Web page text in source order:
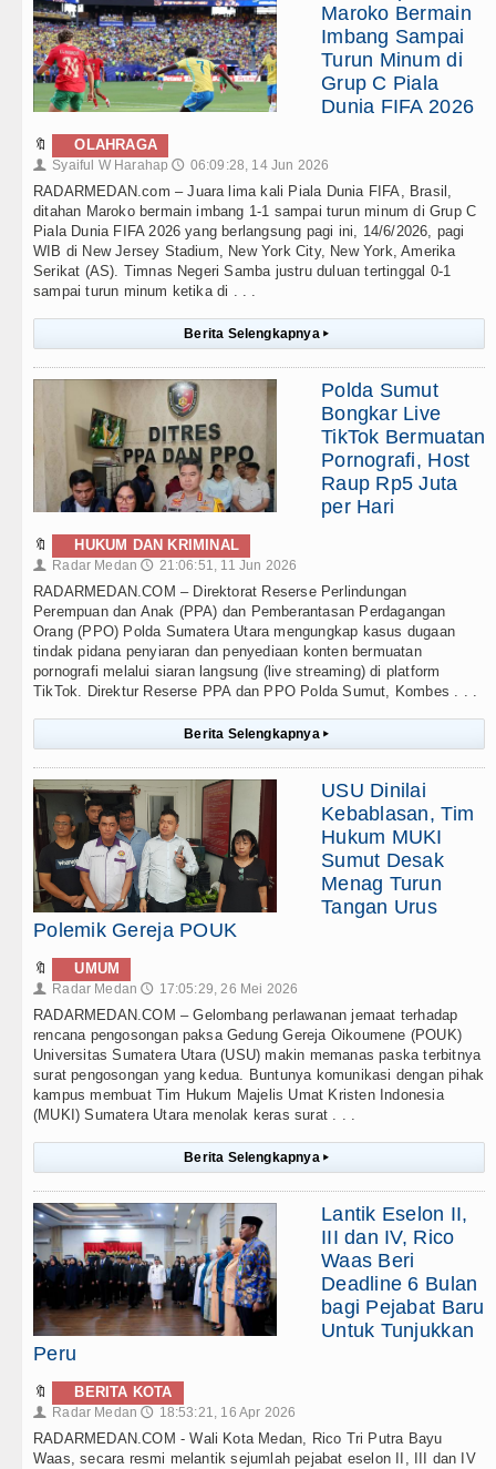
Maroko Bermain
Imbang Sampai
Turun Minum di
Grup C Piala
Dunia FIFA 2026
🔖 OLAHRAGA
👤 Syaiful W Harahap 🕔 06:09:28, 14 Jun 2026
RADARMEDAN.com – Juara lima kali Piala Dunia FIFA, Brasil,
ditahan Maroko bermain imbang 1-1 sampai turun minum di Grup C
Piala Dunia FIFA 2026 yang berlangsung pagi ini, 14/6/2026, pagi
WIB di New Jersey Stadium, New York City, New York, Amerika
Serikat (AS). Timnas Negeri Samba justru duluan tertinggal 0-1
sampai turun minum ketika di . . .
Berita Selengkapnya ▸
Polda Sumut
Bongkar Live
TikTok Bermuatan
Pornografi, Host
Raup Rp5 Juta
per Hari
🔖 HUKUM DAN KRIMINAL
👤 Radar Medan 🕔 21:06:51, 11 Jun 2026
RADARMEDAN.COM – Direktorat Reserse Perlindungan
Perempuan dan Anak (PPA) dan Pemberantasan Perdagangan
Orang (PPO) Polda Sumatera Utara mengungkap kasus dugaan
tindak pidana penyiaran dan penyediaan konten bermuatan
pornografi melalui siaran langsung (live streaming) di platform
TikTok. Direktur Reserse PPA dan PPO Polda Sumut, Kombes . . .
Berita Selengkapnya ▸
USU Dinilai
Kebablasan, Tim
Hukum MUKI
Sumut Desak
Menag Turun
Tangan Urus
Polemik Gereja POUK
🔖 UMUM
👤 Radar Medan 🕔 17:05:29, 26 Mei 2026
RADARMEDAN.COM – Gelombang perlawanan jemaat terhadap
rencana pengosongan paksa Gedung Gereja Oikoumene (POUK)
Universitas Sumatera Utara (USU) makin memanas paska terbitnya
surat pengosongan yang kedua. Buntunya komunikasi dengan pihak
kampus membuat Tim Hukum Majelis Umat Kristen Indonesia
(MUKI) Sumatera Utara menolak keras surat . . .
Berita Selengkapnya ▸
Lantik Eselon II,
III dan IV, Rico
Waas Beri
Deadline 6 Bulan
bagi Pejabat Baru
Untuk Tunjukkan
Peru
🔖 BERITA KOTA
👤 Radar Medan 🕔 18:53:21, 16 Apr 2026
RADARMEDAN.COM - Wali Kota Medan, Rico Tri Putra Bayu
Waas, secara resmi melantik sejumlah pejabat eselon II, III dan IV